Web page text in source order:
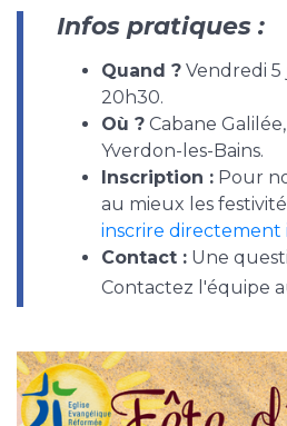
Infos pratiques :
Quand ? Vendredi 5
20h30.
Où ? Cabane
Yverdon-les-Bains.
Inscription : Pour
au mieux les
inscrire directement
Contact : Une
Contactez l'équipe